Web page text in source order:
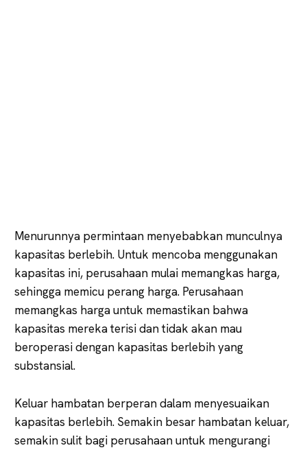
Menurunnya permintaan menyebabkan munculnya
kapasitas berlebih. Untuk mencoba menggunakan
kapasitas ini, perusahaan mulai memangkas harga,
sehingga memicu perang harga. Perusahaan
memangkas harga untuk memastikan bahwa
kapasitas mereka terisi dan tidak akan mau
beroperasi dengan kapasitas berlebih yang
substansial.
Keluar hambatan berperan dalam menyesuaikan
kapasitas berlebih. Semakin besar hambatan keluar,
semakin sulit bagi perusahaan untuk mengurangi